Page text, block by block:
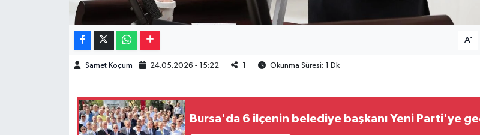
A-
Samet Koçum 24.05.2026 - 15:22 Okunma Süresi: 1 Dk
Bursa'da 6 ilçenin belediye başkanı Yeni Parti'ye
Teknoloji